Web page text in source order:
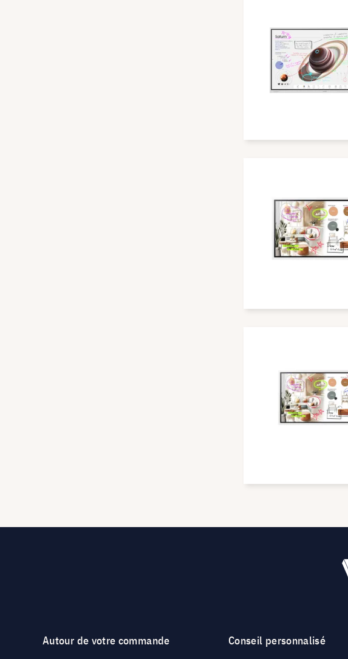
Autour de votre commande Conseil personnalisé